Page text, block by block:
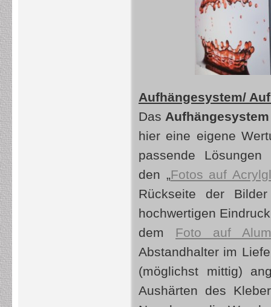
Aufhängesystem/
Das
hier eine eigene
passende
den „Fotos auf
Rückseite der
hochwertigen
dem Foto auf
Abstandhalter im
(möglichst mittig)
Aushärten des